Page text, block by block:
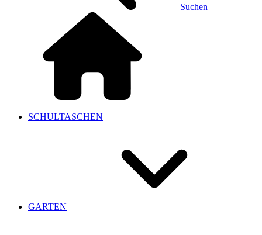
Suchen
SCHULTASCHEN
GARTEN